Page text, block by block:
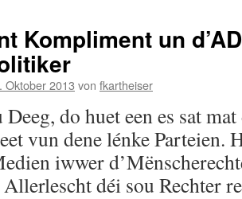
Kompliment un
Oktober 2013 von fkartheiser
Deeg, do huet een es sat
vun dene lénke Parteien.
iwwer
déi sou Rechter